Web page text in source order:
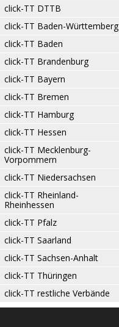
click-TT DTTB
click-TT Baden-Württemberg
click-TT Baden
click-TT Brandenburg
click-TT Bayern
click-TT Bremen
click-TT Hamburg
click-TT Hessen
click-TT Mecklenburg-
Vorpommern
click-TT Niedersachsen
click-TT Rheinland-
Rheinhessen
click-TT Pfalz
click-TT Saarland
click-TT Sachsen-Anhalt
click-TT Thüringen
click-TT restliche Verbände